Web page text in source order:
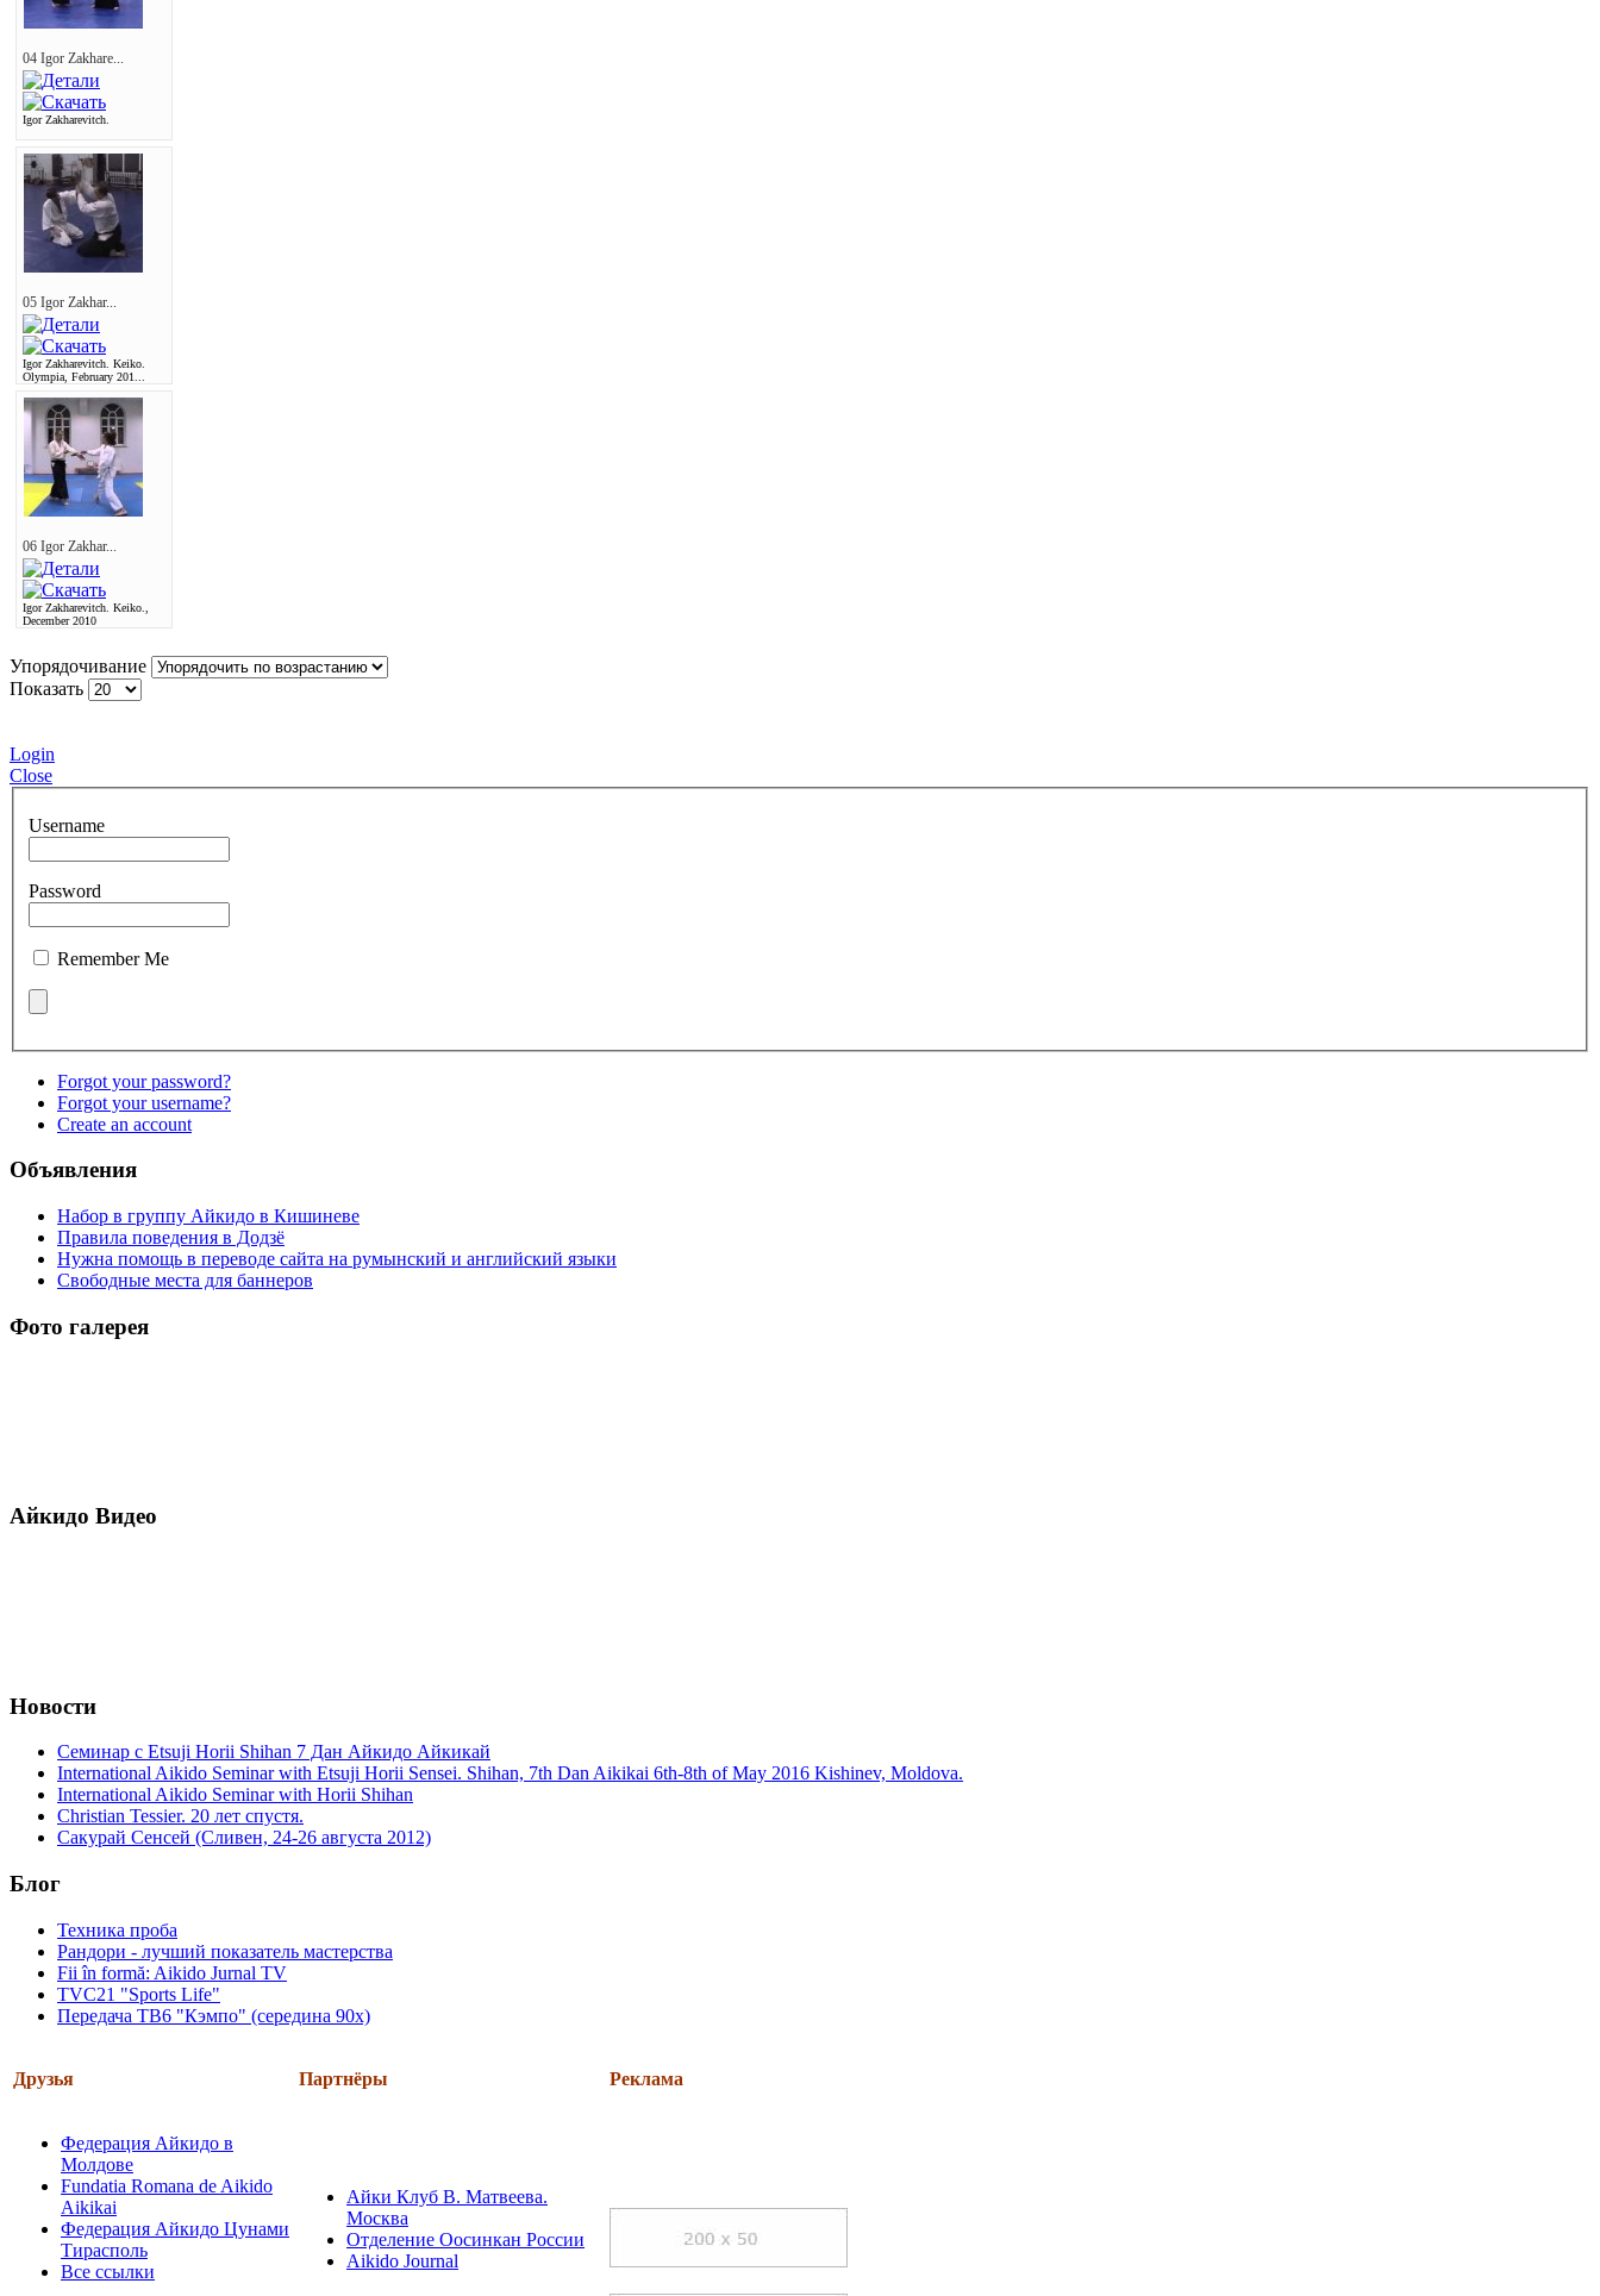
04 Igor Zakhare...
Igor Zakharevitch.
05 Igor Zakhar...
Igor Zakharevitch. Keiko.
Olympia, February 201...
06 Igor Zakhar...
Igor Zakharevitch. Keiko.,
December 2010
Упорядочивание
Показать
Login
Close
Username
Password
Remember Me
Forgot your password?
Forgot your username?
Create an account
Объявления
Набор в группу Айкидо в Кишиневе
Правила поведения в Додзё
Нужна помощь в переводе сайта на румынский и английский языки
Свободные места для баннеров
Фото галерея
Айкидо Видео
Новости
Семинар с Etsuji Horii Shihan 7 Дан Айкидо Айкикай
International Aikido Seminar with Etsuji Horii Sensei. Shihan, 7th Dan Aikikai 6th-8th of May 2016 Kishinev, Moldova.
International Aikido Seminar with Horii Shihan
Christian Tessier. 20 лет спустя.
Сакурай Сенсей (Сливен, 24-26 августа 2012)
Блог
Техника проба
Рандори - лучший показатель мастерства
Fii în formă: Aikido Jurnal TV
TVC21 "Sports Life"
Передача ТВ6 "Кэмпо" (середина 90х)
Друзья Партнёры Реклама
Федерация Айкидо в
Молдове
Fundatia Romana de Aikido
Aikikai
Федерация Айкидо Цунами
Тирасполь
Все ссылки
Айки Клуб В. Матвеева.
Москва
Отделение Оосинкан России
Aikido Journal